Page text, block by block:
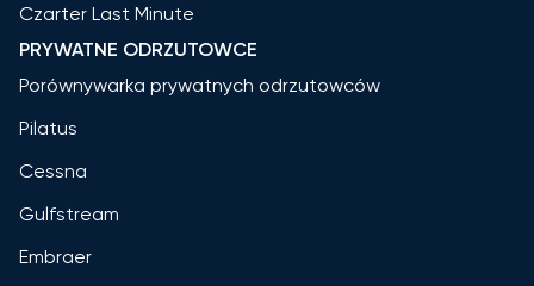
Czarter Last Minute
PRYWATNE ODRZUTOWCE
Porównywarka prywatnych odrzutowców
Pilatus
Cessna
Gulfstream
Embraer